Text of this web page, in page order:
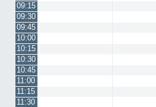
09:15
09:30
09:45
10:00
10:15
10:30
10:45
11:00
11:15
11:30